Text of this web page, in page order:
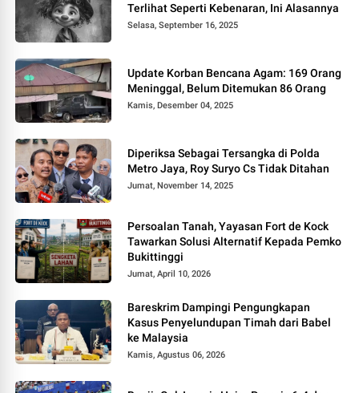
Terlihat Seperti Kebenaran, Ini Alasannya
Selasa, September 16, 2025
Update Korban Bencana Agam: 169 Orang
Meninggal, Belum Ditemukan 86 Orang
Kamis, Desember 04, 2025
Diperiksa Sebagai Tersangka di Polda
Metro Jaya, Roy Suryo Cs Tidak Ditahan
Jumat, November 14, 2025
Persoalan Tanah, Yayasan Fort de Kock
Tawarkan Solusi Alternatif Kepada Pemko
Bukittinggi
Jumat, April 10, 2026
Bareskrim Dampingi Pengungkapan
Kasus Penyelundupan Timah dari Babel
ke Malaysia
Kamis, Agustus 06, 2026